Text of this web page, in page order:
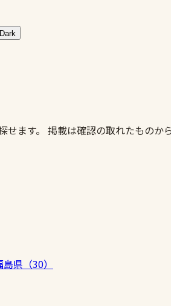
Dark
ます。 掲載は確認の取れたものか
島県 （30）